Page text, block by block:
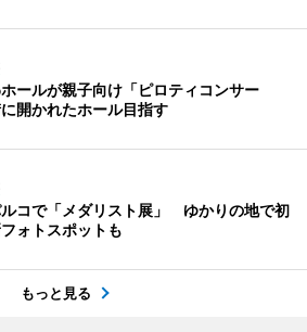
ールが親子向け「ピロティコンサー
開かれたホール目指す
コで「メダリスト展」 ゆかりの地で初
ォトスポットも
もっと見る